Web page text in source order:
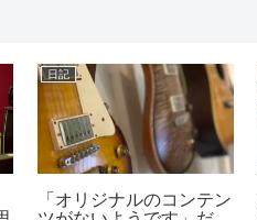
日記
「オリジナルのコンテン